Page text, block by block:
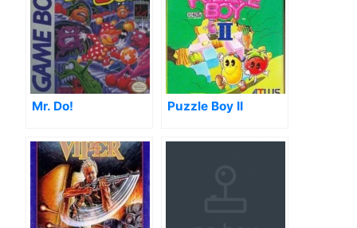
Mr. Do! Puzzle Boy II